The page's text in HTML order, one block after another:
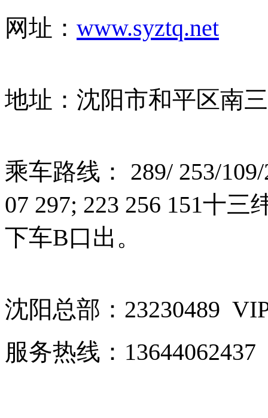
网址： www.syztq.net
地址：沈阳市和平区南
乘车路线：
289/ 253/
07 297; 223 256 151十三
下车B口出。
沈阳总部： 23230489
服务热线： 13644062437